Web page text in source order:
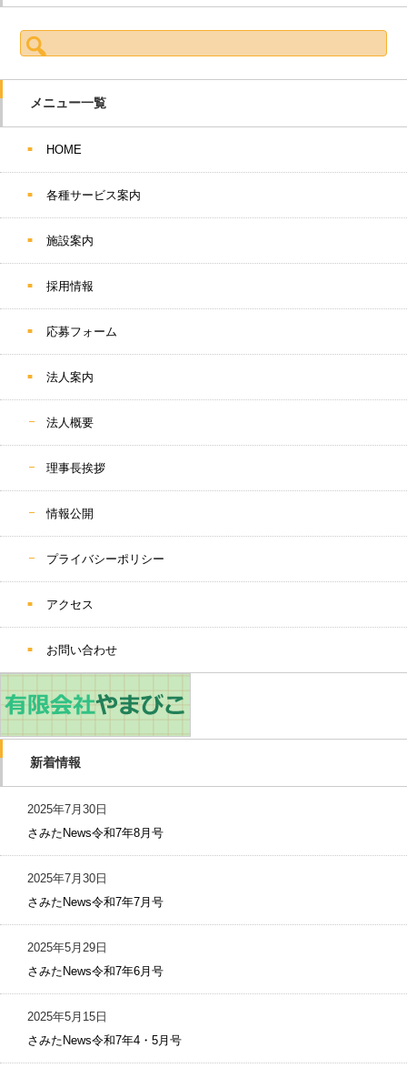
検索:
メニュー一覧
HOME
各種サービス案内
施設案内
採用情報
応募フォーム
法人案内
法人概要
理事長挨拶
情報公開
プライバシーポリシー
アクセス
お問い合わせ
新着情報
2025年7月30日
さみたNews令和7年8月号
2025年7月30日
さみたNews令和7年7月号
2025年5月29日
さみたNews令和7年6月号
2025年5月15日
さみたNews令和7年4・5月号